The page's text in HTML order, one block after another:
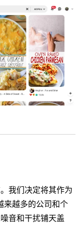
我们决定将其作为
来越多的公司和个
音和干扰铺天盖